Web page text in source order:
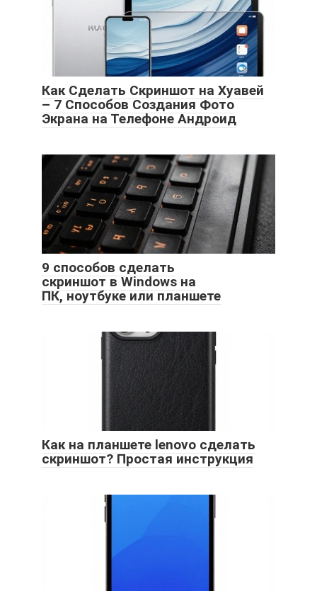
Как Сделать Скриншот на Хуавей
– 7 Способов Создания Фото
Экрана на Телефоне Андроид
9 способов сделать
скриншот в Windows на
ПК, ноутбуке или планшете
Как на планшете lenovo сделать
скриншот? Простая инструкция